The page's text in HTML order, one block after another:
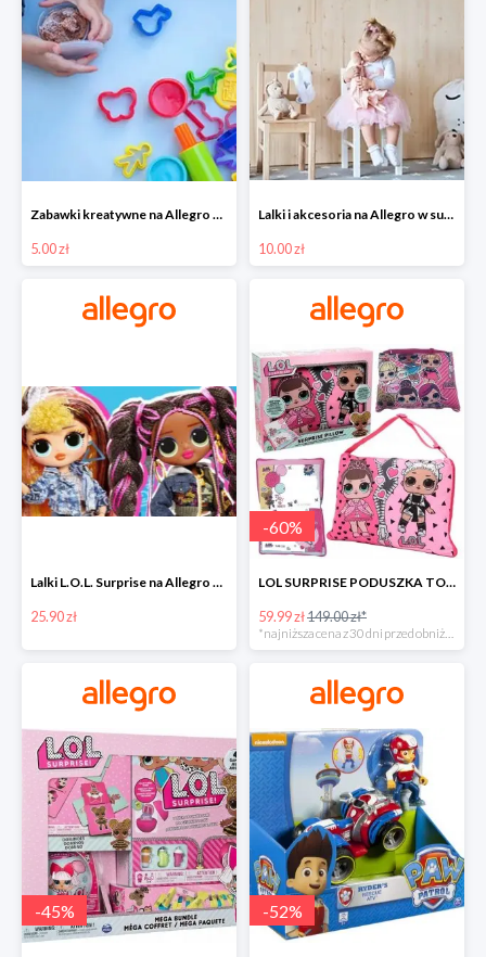
Zabawki kreatywne na Allegro w super cenach od 5 zł
5.00 zł
Lalki i akcesoria na Allegro w super cenach od 10 zł
10.00 zł
Lalki L.O.L. Surprise na Allegro w super cenach od 25,90 zł
25.90 zł
-60%
LOL SURPRISE PODUSZKA TOREBKA SEKRETNY SCHOWEK MP3 -59%
59.99 zł149.00 zł*
*najniższa cena z 30 dni przed obniżką
-45% -52%